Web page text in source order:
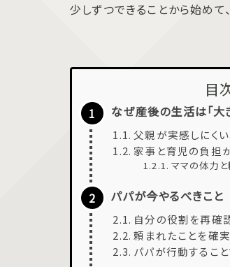
少しずつできることから始めて
目
なぜ産後の生活は「大
父親が実感しにく
家事と育児の負担
ママの体力
パパが今やるべきこと
自分の役割を再確
頼まれたことを確
パパが行動するこ